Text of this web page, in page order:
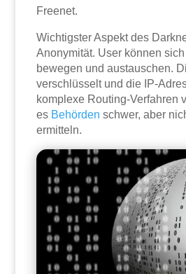
Freenet.
Wichtigster Aspekt des
Anonymität. User können
bewegen und austauschen.
verschlüsselt und die IP-
komplexe Routing-Verfahren
es Behörden schwer, aber
ermitteln.